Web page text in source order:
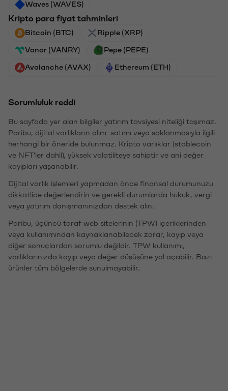
Waves (WAVES)
Kripto para fiyat tahminleri
Bitcoin (BTC) Ripple (XRP)
Vanar (VANRY) Pepe (PEPE)
Avalanche (AVAX) Ethereum (ETH)
Sorumluluk reddi
Bu sayfada yer alan bilgiler yatırım tavsiyesi niteliği taşımaz.
Paribu, dijital varlıkların alım-satımı veya saklanmasıyla ilgili
herhangi bir öneride bulunmaz. Kripto varlıklar (stablecoin
ve NFT'ler dahil), yüksek volatiliteye sahiptir ve ani değer
kayıpları yaşanabilir.
Dijital varlık işlemleri yapmadan önce finansal durumunuzu
dikkatlice değerlendirin ve gerekli durumlarda hukuk, vergi
veya yatırım danışmanınızdan destek alın.
Paribu, üçüncü taraf web sitelerinin (TPW) içeriklerinden
veya kullanımından kaynaklanabilecek zarar, kayıp veya
diğer sonuçlardan sorumlu değildir. TPW kullanımı,
varlıklarınızda kayıp veya değer düşüşüne yol açabilir. Bazı
ürünler tüm bölgelerde sunulmayabilir.